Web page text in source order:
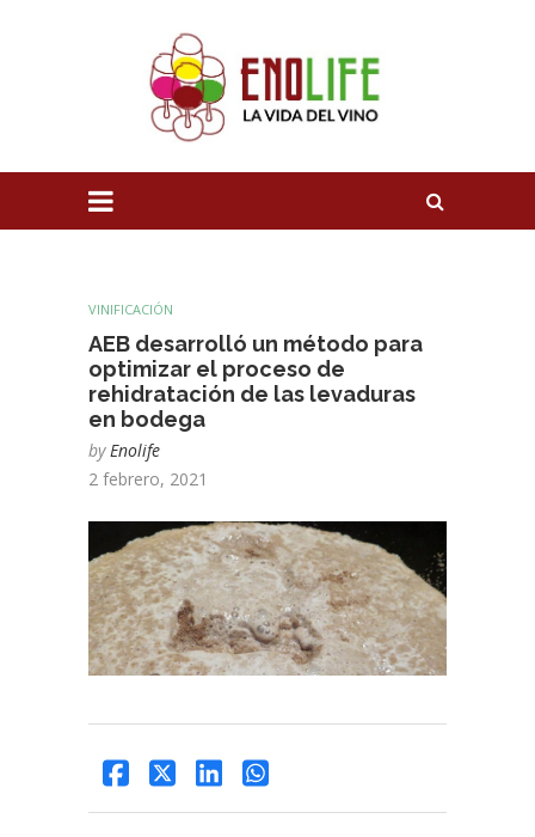
VINIFICACIÓN
AEB desarrolló un método para
optimizar el proceso de
rehidratación de las levaduras
en bodega
by Enolife
2 febrero, 2021